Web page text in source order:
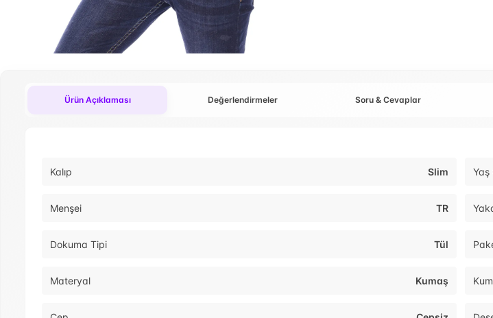
Ürün Açıklaması Değerlendirmeler Soru & Cevaplar
Kalıp Slim Yaş
Menşei TR
Dokuma Tipi Tül
Materyal Kumaş